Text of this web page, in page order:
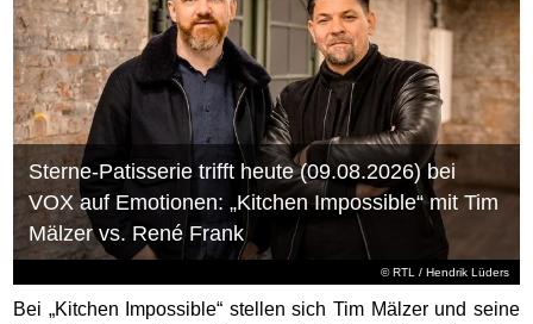
©RTL / Hendrik Lüders
Sterne-Patisserie trifft heute (09.08.2026) bei
VOX auf Emotionen: „Kitchen Impossible“ mit Tim
Mälzer vs. René Frank
Bei „Kitchen Impossible“ stellen sich Tim Mälzer und seine